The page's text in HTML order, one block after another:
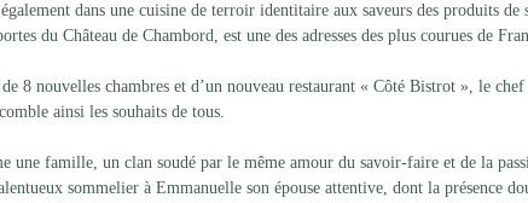
dans une cuisine de terroir identitaire aux saveurs des produits
du Château de Chambord, est une des adresses des plus courues de
8 nouvelles chambres et d’un nouveau restaurant « Côté Bistrot », le chef
ainsi les souhaits de tous.
une famille, un clan soudé par le même amour du savoir-faire et de la
sommelier à Emmanuelle son épouse attentive, dont la présence